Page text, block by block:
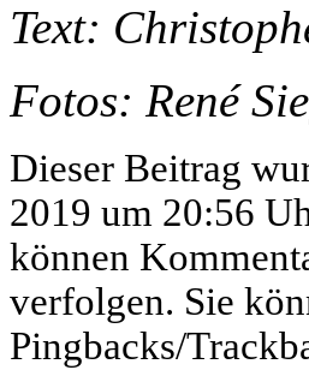
Text:
Fotos: René
Dieser Beitrag
2019 um 20:56
können
verfolgen. Sie
Pingbacks/